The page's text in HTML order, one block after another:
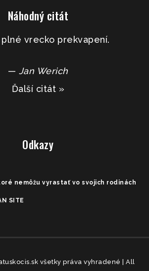
Náhodný citát
plné vrecko prekvapení.
— Jan Werich
Ďalší citát »
Odkazy
nemôžu vyrastať vo svojich rodinách
SITE
všetky práva vyhradené | All